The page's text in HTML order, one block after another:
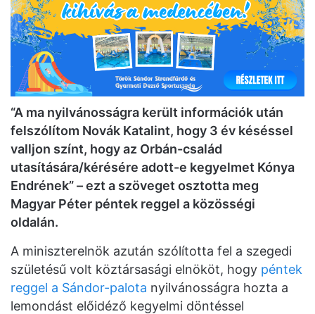
“A ma nyilvánosságra került információk után
felszólítom Novák Katalint, hogy 3 év késéssel
valljon színt, hogy az Orbán-család
utasítására/kérésére adott-e kegyelmet Kónya
Endrének” – ezt a szöveget osztotta meg
Magyar Péter péntek reggel a közösségi
oldalán.
A miniszterelnök azután szólította fel a szegedi
születésű volt köztársasági elnököt, hogy péntek
reggel a Sándor-palota nyilvánosságra hozta a
lemondást előidéző kegyelmi döntéssel